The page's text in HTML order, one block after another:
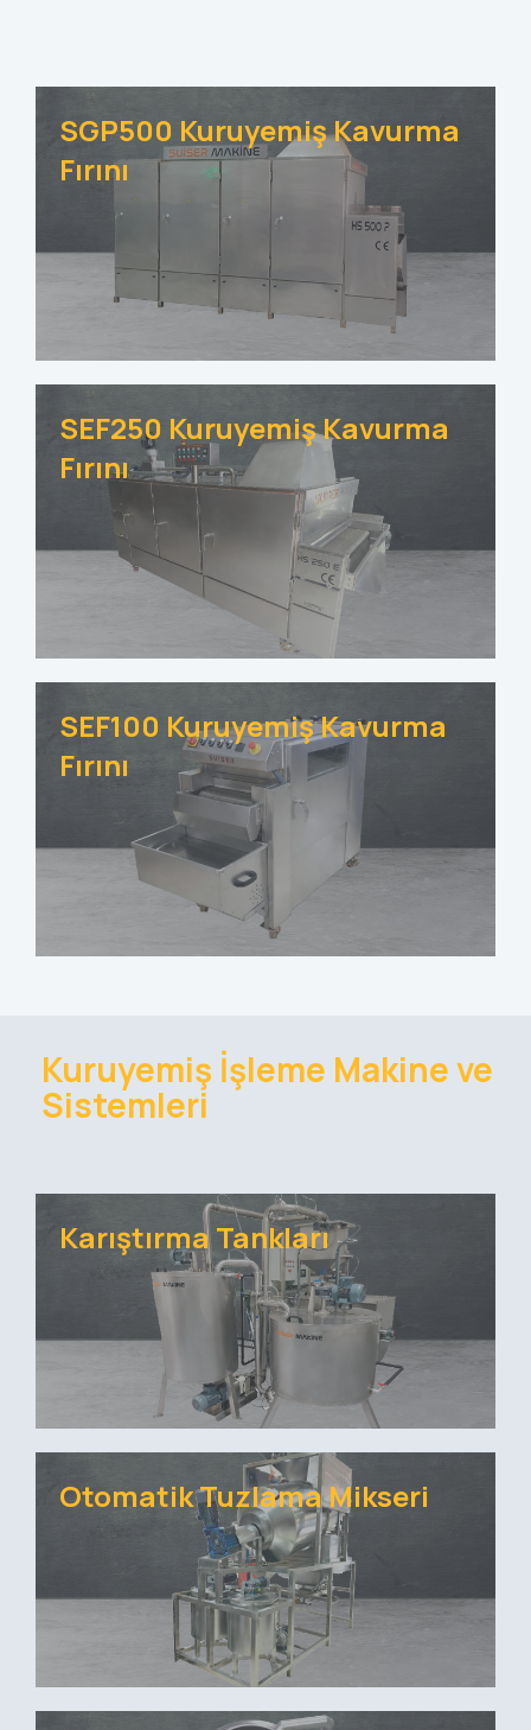
SGP500 Kuruyemiş Kavurma
Fırını
SEF250 Kuruyemiş Kavurma
Fırını
SEF100 Kuruyemiş Kavurma
Fırını
Kuruyemiş İşleme Makine ve
Sistemleri
Karıştırma Tankları
Otomatik Tuzlama Mikseri